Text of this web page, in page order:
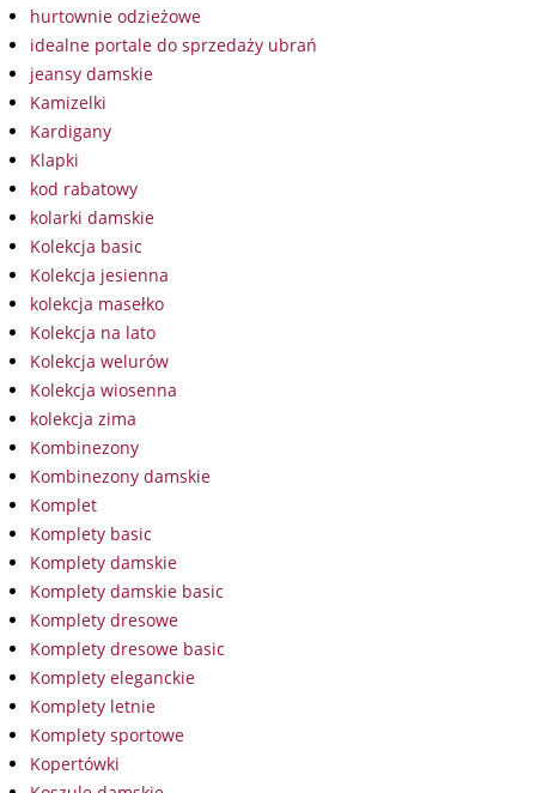
hurtownie odzieżowe
idealne portale do sprzedaży ubrań
jeansy damskie
Kamizelki
Kardigany
Klapki
kod rabatowy
kolarki damskie
Kolekcja basic
Kolekcja jesienna
kolekcja masełko
Kolekcja na lato
Kolekcja welurów
Kolekcja wiosenna
kolekcja zima
Kombinezony
Kombinezony damskie
Komplet
Komplety basic
Komplety damskie
Komplety damskie basic
Komplety dresowe
Komplety dresowe basic
Komplety eleganckie
Komplety letnie
Komplety sportowe
Kopertówki